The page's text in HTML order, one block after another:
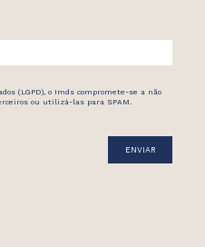
(LGPD), o Imds compromete-se a não
ou utilizá-las para SPAM.